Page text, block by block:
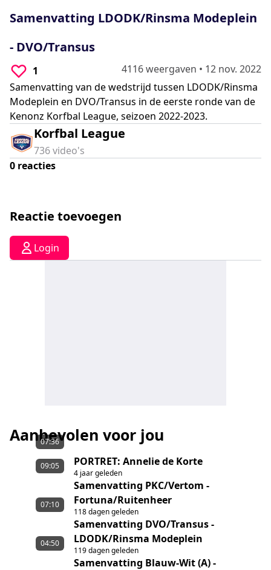
seconds
Samenvatting LDODK/Rinsma Modeplein
- DVO/Transus
1 4116 weergaven • 12 nov. 2022
Samenvatting van de wedstrijd tussen LDODK/Rinsma
Modeplein en DVO/Transus in de eerste ronde van de
Kenonz Korfbal League, seizoen 2022-2023.
Korfbal League
736video's
0 reacties
Reactie toevoegen
Login
Aanbevolen voor jou
07:36
PORTRET: Annelie de Korte
4 jaar geleden
09:05
Samenvatting PKC/Vertom -
Fortuna/Ruitenheer
118 dagen geleden
07:10
Samenvatting DVO/Transus -
LDODK/Rinsma Modeplein
119 dagen geleden
04:50
Samenvatting Blauw-Wit (A) -